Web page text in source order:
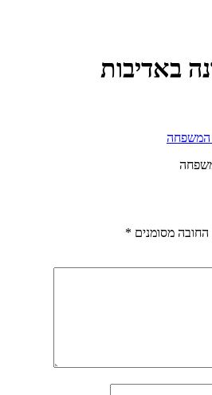
באדיבות
מסומנים *